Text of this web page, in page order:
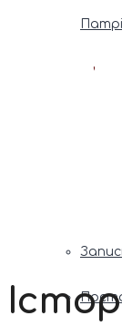
Новини
Онлайн